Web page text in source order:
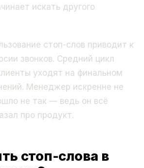
искать другого
стоп-слов приводит к
звонков. Средний цикл
уходят на финальном
Менеджер искренне не
не так — ведь он всё
про продукт.
стоп-слова в